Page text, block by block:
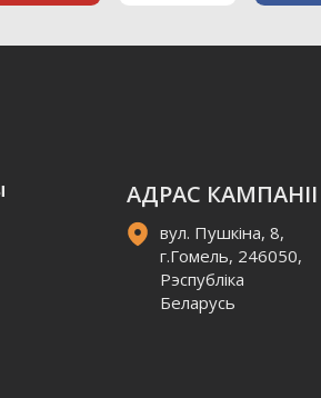
АДРАС КАМПАНІІ
вул. Пушкіна, 8,
г.Гомель, 246050,
Рэспубліка
Беларусь